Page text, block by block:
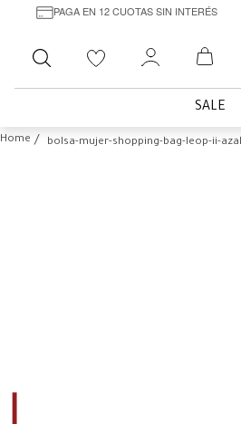
PAGA EN 12 CUOTAS SIN INTERÉS
Buscar
SALE
bolsa-mujer-shopping-bag-leop-ii-